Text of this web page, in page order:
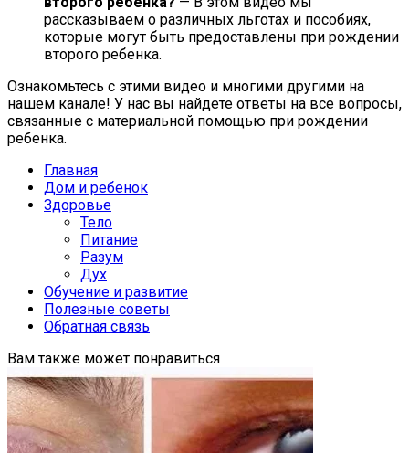
рассказываем о различных льготах и пособиях,
которые могут быть предоставлены при рождении
второго ребенка.
Ознакомьтесь с этими видео и многими другими на
нашем канале! У нас вы найдете ответы на все вопросы,
связанные с материальной помощью при рождении
ребенка.
Главная
Дом и ребенок
Здоровье
Тело
Питание
Разум
Дух
Обучение и развитие
Полезные советы
Обратная связь
Вам также может понравиться